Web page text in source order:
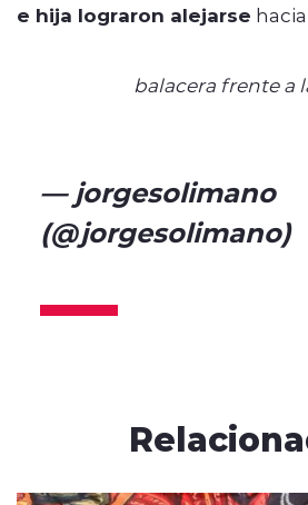
e hija lograron alejarse
balacera frente a
— jorgesolimano
(@jorgesolimano)